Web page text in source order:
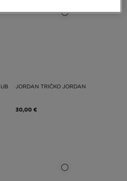
JORDAN TRIČKO JORDAN
30,00 €